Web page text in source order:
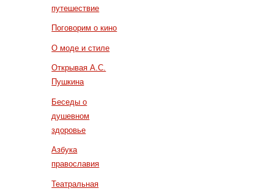
путешествие
Поговорим о кино
О моде и стиле
Открывая А.С.
Пушкина
Беседы о
душевном
здоровье
Азбука
православия
Театральная